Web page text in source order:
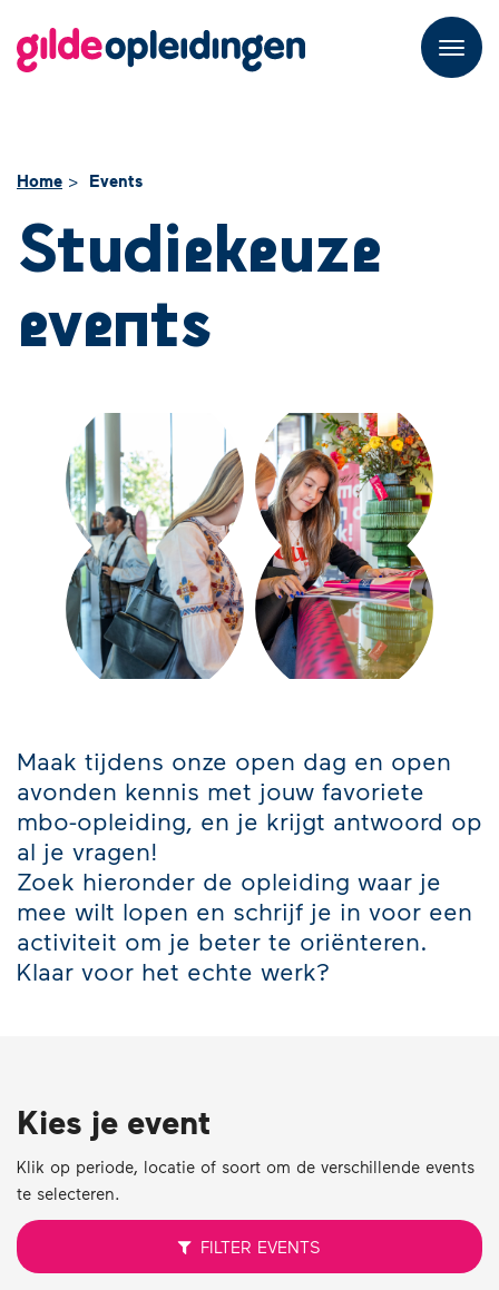
Home
Events
Studiekeuze
events
Maak tijdens onze open dag en open
avonden kennis met jouw favoriete
mbo-opleiding, en je krijgt antwoord op
al je vragen!
Zoek hieronder de opleiding waar je
mee wilt lopen en schrijf je in voor een
activiteit om je beter te oriënteren.
Klaar voor het echte werk?
Kies je event
Klik op periode, locatie of soort om de verschillende events
te selecteren.
FILTER EVENTS